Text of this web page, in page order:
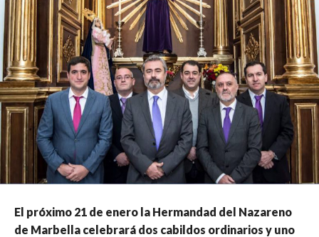
El próximo 21 de enero la Hermandad del Nazareno
de Marbella celebrará dos cabildos ordinarios y uno